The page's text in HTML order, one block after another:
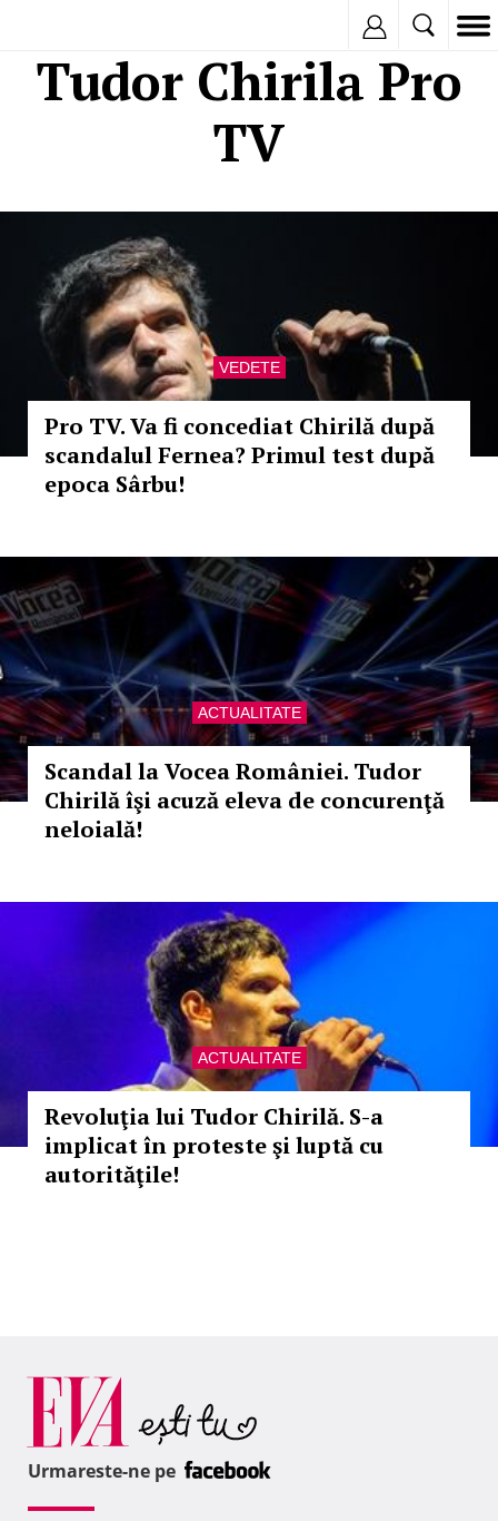
Tudor Chirila Pro
TV
VEDETE
Pro TV. Va fi concediat Chirilă după
scandalul Fernea? Primul test după
epoca Sârbu!
ACTUALITATE
Scandal la Vocea României. Tudor
Chirilă îşi acuză eleva de concurenţă
neloială!
ACTUALITATE
Revoluţia lui Tudor Chirilă. S-a
implicat în proteste şi luptă cu
autorităţile!
Urmareste-ne pe